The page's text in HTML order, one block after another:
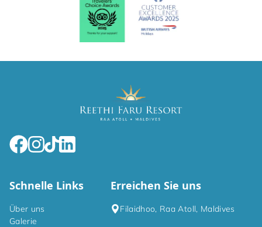
Schnelle Links
Über uns
Galerie
Erreichen Sie uns
Filaidhoo, Raa Atoll, Maldives